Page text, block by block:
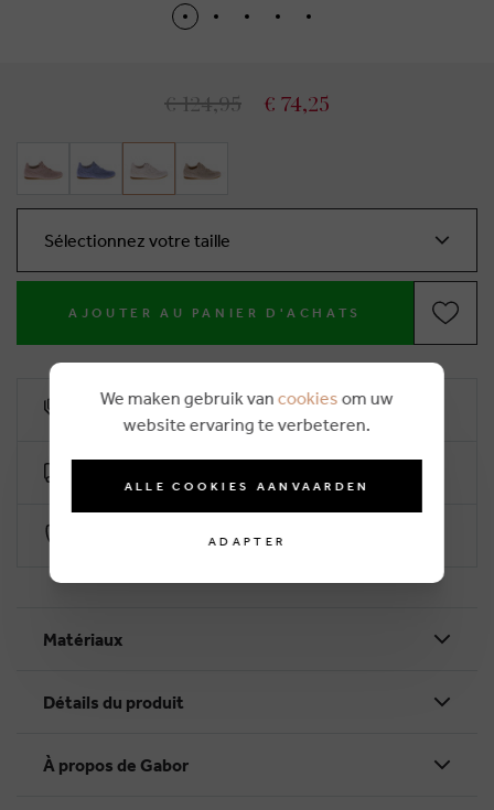
€ 124,95 € 74,25
Sélectionnez votre taille
AJOUTER AU PANIER D'ACHATS
10% remise de fidélité
Paiement sécurisé par Worldline
Matériaux
Détails du produit
À propos de Gabor
We maken gebruik van cookies om uw
website ervaring te verbeteren.
ALLE COOKIES AANVAARDEN
ADAPTER